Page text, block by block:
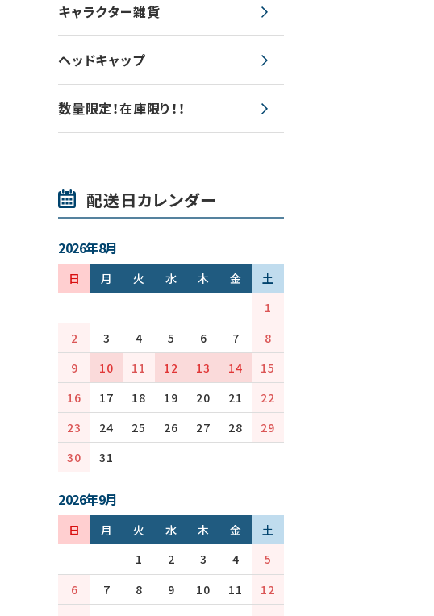
キャラクター雑貨
ヘッドキャップ
数量限定！在庫限り！！
配送日カレンダー
2026年8月
日 月 火 水 木 金
土
1
2
3 4 5 6 7
8
9
10 11 12 13 14
15
16
17 18 19 20 21
22
23
24 25 26 27 28
29
30
31
2026年9月
日 月 火 水 木 金
土
1
2 3 4
5
6
7 8 9 10 11
12